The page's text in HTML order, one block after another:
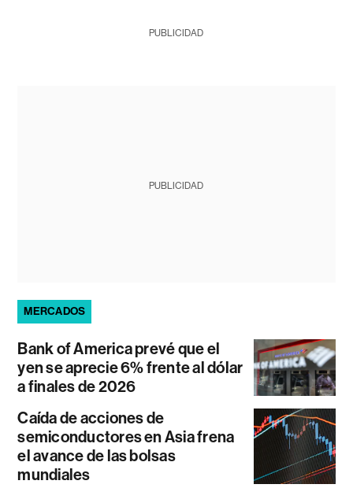
PUBLICIDAD
PUBLICIDAD
MERCADOS
Bank of America prevé que el
yen se aprecie 6% frente al dólar
a finales de 2026
Caída de acciones de
semiconductores en Asia frena
el avance de las bolsas
mundiales